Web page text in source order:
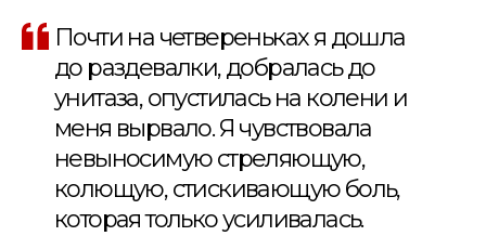
Почти на четвереньках я дошла
до раздевалки, добралась до
унитаза, опустилась на колени и
меня вырвало. Я чувствовала
невыносимую стреляющую,
колющую, стискивающую боль,
которая только усиливалась.